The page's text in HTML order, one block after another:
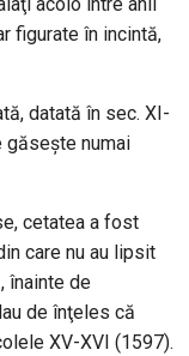
figurate în incintă,
datată în sec. XI-
găseşte numai
cetatea a fost
care nu au lipsit
înainte de
de înţeles că
XV-XVI (1597).